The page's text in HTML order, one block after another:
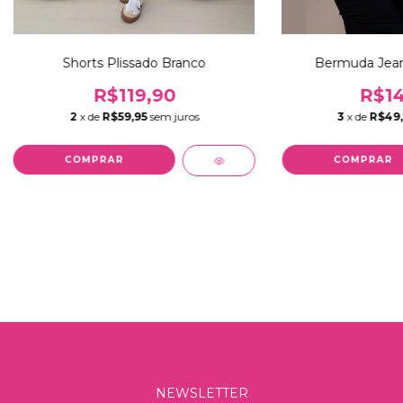
Shorts Plissado Branco
R$119,90
2 x de R$59,95 sem juros
COMPRAR
Bermuda
3 x de
COMPRAR
NEWSLETTER